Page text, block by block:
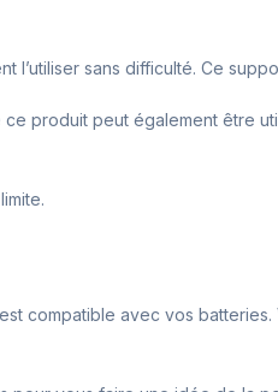
l’utiliser sans difficulté. Ce
produit peut également être
compatible avec vos